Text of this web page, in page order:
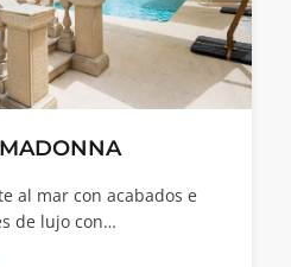
al mar con acabados e
de lujo con…